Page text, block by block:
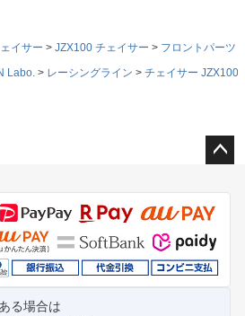
イサー JZX100 チェイサー
フロントパーツ
Labo. レーシングライン チェイサー JZX100
ジト
ップ
へ
る場合は